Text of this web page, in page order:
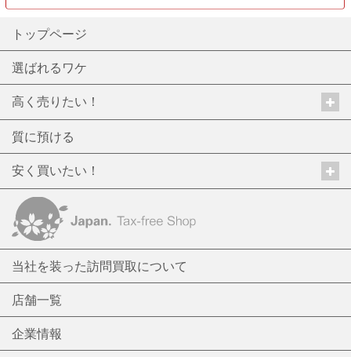
トップページ
選ばれるワケ
高く売りたい！
質に預ける
安く買いたい！
当社を装った訪問買取について
店舗一覧
企業情報